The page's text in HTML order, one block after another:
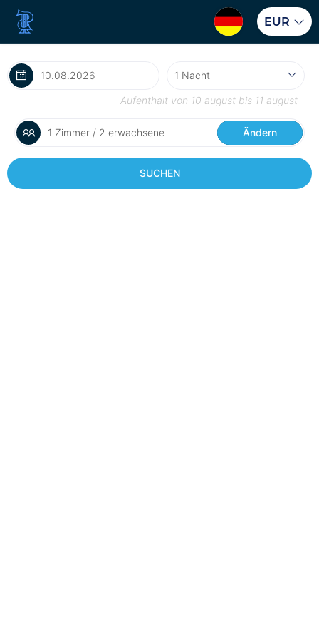
EUR
Aufenthalt von 10 august bis 11 august
1 Zimmer / 2 erwachsene Ändern